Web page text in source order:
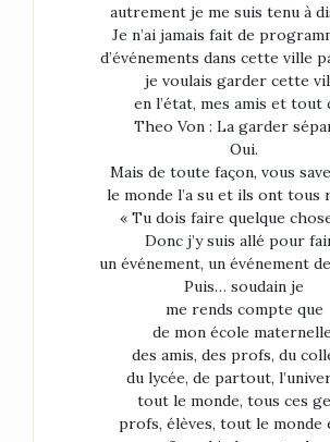
autrement je me suis tenu à
Je n’ai jamais fait de
d’événements dans cette ville
je voulais garder cette
en l’état, mes amis et tout
Theo Von : La garder
Oui.
Mais de toute façon, vous
le monde l’a su et ils ont tous
« Tu dois faire quelque
Donc j’y suis allé pour
un événement, un événement
Puis… soudain je
me rends compte que
de mon école
des amis, des profs, du
du lycée, de partout,
tout le monde, tous ces
profs, élèves, tout le monde